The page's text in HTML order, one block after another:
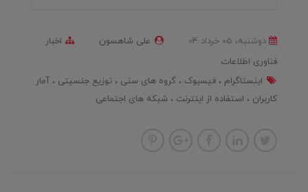
دوشنبه، 05 خرداد 04 علی شاهسون
اخبار
فناوری اطلاعات
اینستاگرام
فیسبوک گروه های سنی توزیع جنسیتی
آمار
کاربران
استفاده از اینترنت شبکه های اجتماعی